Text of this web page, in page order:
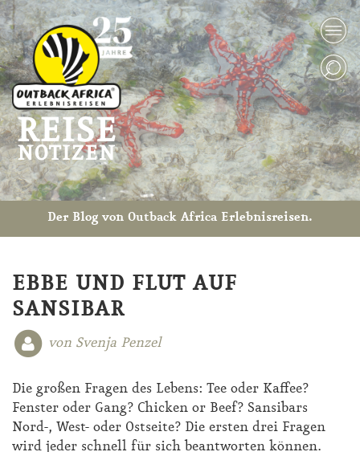
Der Blog von Outback Africa Erlebnisreisen.
EBBE UND FLUT AUF
SANSIBAR
von Svenja Penzel
Die großen Fragen des Lebens: Tee oder Kaffee?
Fenster oder Gang? Chicken or Beef? Sansibars
Nord-, West- oder Ostseite? Die ersten drei Fragen
wird jeder schnell für sich beantworten können.